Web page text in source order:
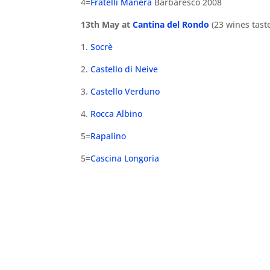
13th May atCantina del Rondo (23 wines
1.Socrè
2.Castello di Neive
3.Castello Verduno
4. Rocca Albino
5=Rapalino
5=Cascina Longoria